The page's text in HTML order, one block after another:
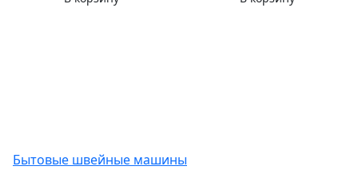
Бытовые швейные машины